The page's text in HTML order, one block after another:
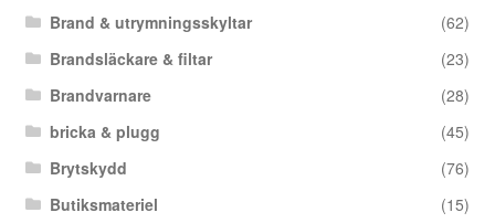
Brand & utrymningsskyltar
(62)
Brandsläckare & filtar
(23)
Brandvarnare
(28)
bricka & plugg
(45)
Brytskydd
(76)
Butiksmateriel
(15)